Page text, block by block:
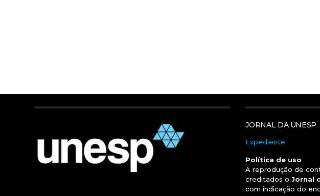
JORNAL DA UNESP
Expediente
Política de uso
A reprodução de
creditados oJornal
com indicação do